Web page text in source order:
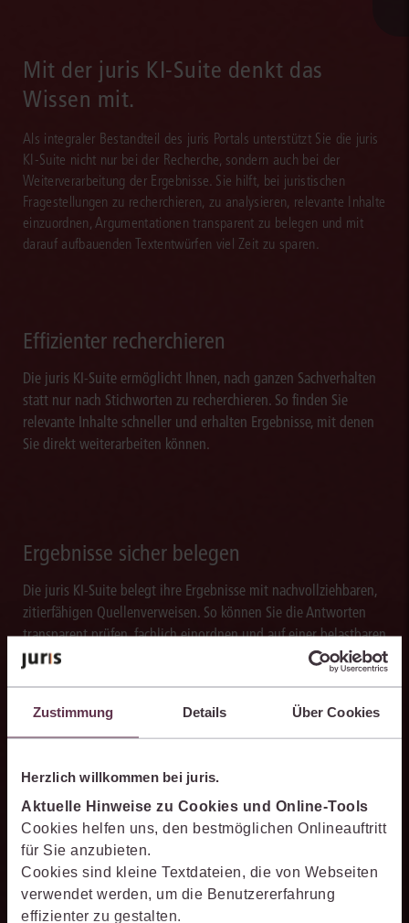
Zustimmung Details Über Cookies
Herzlich willkommen bei juris.
Aktuelle Hinweise zu Cookies und Online-Tools
Cookies helfen uns, den bestmöglichen Onlineauftritt
für Sie anzubieten.
Cookies sind kleine Textdateien, die von Webseiten
verwendet werden, um die Benutzererfahrung
effizienter zu gestalten.
Mit der juris KI-Suite denkt das
Wissen mit.
Als integraler Bestandteil des juris Portals unterstützt Sie die juris
KI-Suite nicht nur bei der Recherche, sondern auch bei der
Weiterverarbeitung der Ergebnisse. Sie hilft, bei juristischen
Fragestellungen zu recherchieren, zu analysieren, relevante Inhalte
einzuordnen, Argumentationen transparent zu belegen und mit
darauf aufbauenden Textentwürfen viel Zeit zu sparen.
Effizienter recherchieren
Die juris KI-Suite ermöglicht Ihnen, nach ganzen Sachverhalten
statt nur nach Stichworten zu recherchieren. So finden Sie
relevante Inhalte schneller und erhalten Ergebnisse, mit denen
Sie direkt weiterarbeiten können.
Ergebnisse sicher belegen
Die juris KI-Suite belegt ihre Ergebnisse mit nachvollziehbaren,
zitierfähigen Quellenverweisen. So können Sie die Antworten
transparent prüfen, fachlich einordnen und auf einer belastbaren
Grundlage weiterverarbeiten.
Die juris KI-Suite beschleunigt die Analyse komplexer
juristischer Fragestellungen. Sie hilft dabei, Sachverhalte
einzuordnen, Zusammenhänge zu erkennen und belastbare
Ansatzpunkte für die weitere Bearbeitung zu gewinnen. Dabei
können Sie sich auf die Quellenqualität und die Aktualität des
juris Datenraums verlassen.